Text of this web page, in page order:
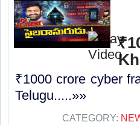
₹1000 crore cyber
Telugu.....»»
CATEGORY: